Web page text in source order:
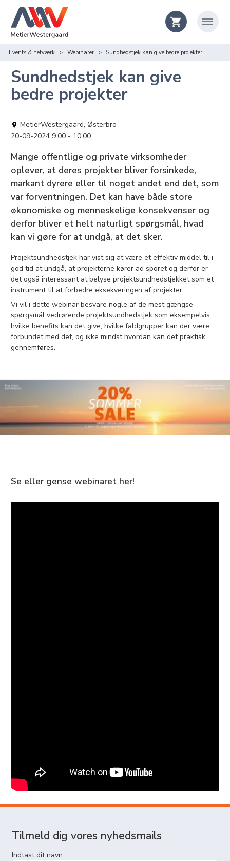
Events & netværk Webinarer Sundhedstjek kan give bedre projekter
Sundhedstjek kan give
bedre projekter
MetierWestergaard, Østerbro
20-09-2024 9:00
10:00
Mange offentlige og private virksomheder
oplever, at deres projekter bliver forsinkede,
markant dyrere eller til noget andet end det, som
var forventningen. Det kan have både store
økonomiske og menneskelige konsekvenser og
derfor bliver et helt naturligt spørgsmål, hvad
kan vi gøre for at undgå, at det sker.
Projektsundhedstjek har vist sig at være et effektiv middel til i
god tid at undgå, at projekterne kører ad sporet og derfor er
det også interessant at belyse projektsundhedstjekket som et
instrument til at forbedre eksekveringen af projekter.
Vi vil i dette webinar besvare nogle af de mest gængse
spørgsmål vedrørende projektsundhedstjek som eksempelvis
hvilke benefits kan det give, hvilke faldgrupper kan der være
forbundet med det, og ikke mindst hvordan kan det praktisk
gennemføres.
Se eller gense webinaret her!
Tilmeld dig vores nyhedsmails
Indtast dit navn